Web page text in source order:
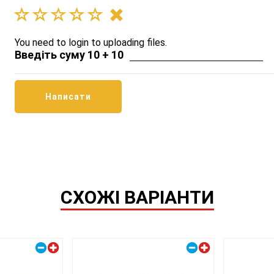
You need to login to uploading files.
Введіть суму 10 + 10
СХОЖІ ВАРІАНТИ